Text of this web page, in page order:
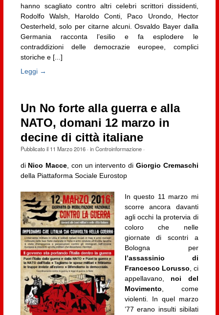
hanno scagliato contro altri celebri scrittori dissidenti,
Rodolfo Walsh, Haroldo Conti, Paco Urondo, Hector
Oesterheld, solo per citarne alcuni. Osvaldo Bayer dalla
Germania racconta l’esilio e fa esplodere le
contraddizioni delle democrazie europee, complici
storiche e [...]
Leggi →
Un No forte alla guerra e alla
NATO, domani 12 marzo in
decine di città italiane
Pubblicato il 11 Marzo 2016· inControinformazione·
di Nico Macce , con un intervento di Giorgio Cremaschi
della Piattaforma Sociale Eurostop
In questo 11 marzo mi
scorre ancora davanti
agli occhi la protervia di
coloro che nelle
giornate di scontri a
Bologna per
l’assassinio di
Francesco Lorusso , ci
appellavano, noi del
Movimento , come
violenti. In quel marzo
’77 erano insulti sibilati